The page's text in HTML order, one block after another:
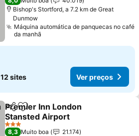
Bishop's Stortford, a 7.2 km de Great
Dunmow
Máquina automática de panquecas no café
da manhã
12 sites Ver preços
PartilharAdicionar aos favoritos
Premier Inn London
Stansted Airport
Ver preços
3 Estrelas
8,3 Muito boa
21.174